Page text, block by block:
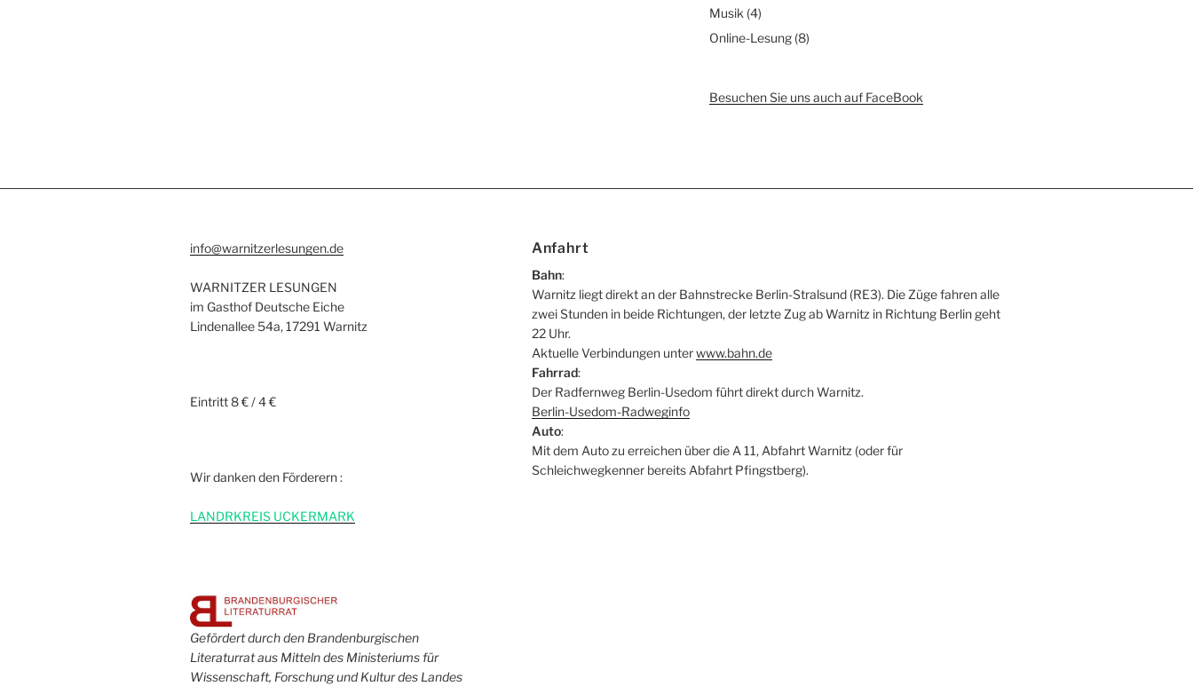
Musik (4)
Online-Lesung(8)
Besuchen Sie uns auch auf FaceBook
info@warnitzerlesungen.de
WARNITZER LESUNGEN
im Gasthof Deutsche Eiche
Lindenallee 54a, 17291 Warnitz
Eintritt 8 € / 4 €
Wir danken den Förderern :
L ANDRKREIS UCKERMARK
Gefördert durch den Brandenburgischen
Literaturrat aus Mitteln des Ministeriums für
Wissenschaft, Forschung und Kultur des Landes
Anfahrt
Bahn:
Warnitz liegt direkt an der Bahnstrecke Berlin-Stralsund (RE3). Die Züge fahren alle
zwei Stunden in beide Richtungen, der letzte Zug ab Warnitz in Richtung Berlin geht
22 Uhr.
Aktuelle Verbindungen unterwww.bahn.de
Fahrrad:
Der Radfernweg Berlin-Usedom führt direkt durch Warnitz.
Berlin-Usedom-Radweginfo
Auto:
Mit dem Auto zu erreichen über die A 11, Abfahrt Warnitz (oder für
Schleichwegkenner bereits Abfahrt Pfingstberg).